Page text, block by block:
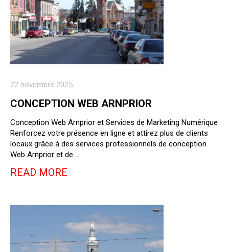
22 novembre 2025
CONCEPTION WEB ARNPRIOR
Conception Web Arnprior et Services de Marketing Numérique
Renforcez votre présence en ligne et attirez plus de clients
locaux grâce à des services professionnels de conception
Web Arnprior et de …
READ MORE